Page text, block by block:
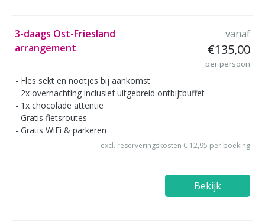
3-daags Ost-Friesland
arrangement
vanaf
€135,00
per persoon
Fles sekt en nootjes bij aankomst
2x overnachting inclusief uitgebreid ontbijtbuffet
1x chocolade attentie
Gratis fietsroutes
Gratis WiFi & parkeren
excl. reserveringskosten € 12,95 per boeking
Bekijk